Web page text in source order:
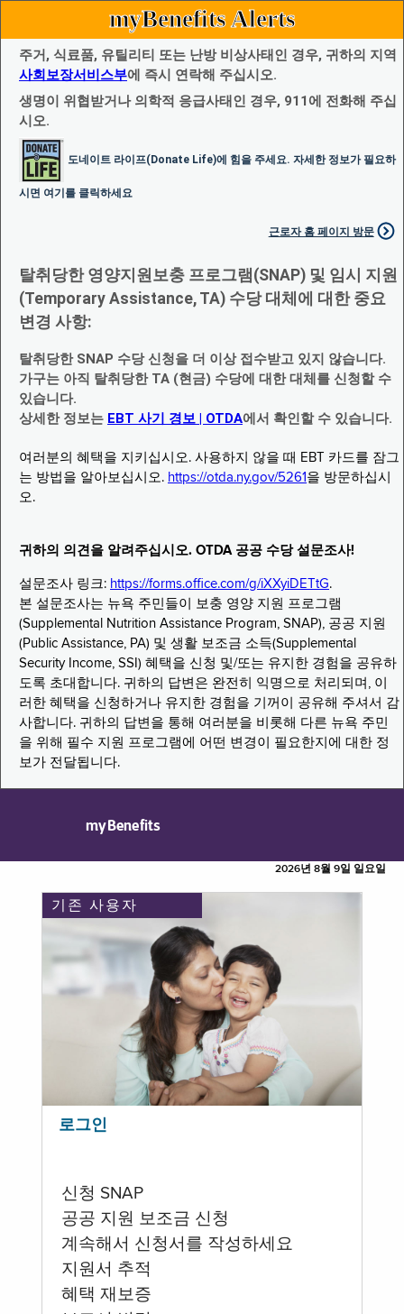
myBenefits Alerts
주거, 식료품, 유틸리티 또는 난방 비상사태인 경우, 귀하의 지역
사회보장서비스부에 즉시 연락해 주십시오.
생명이 위협받거나 의학적 응급사태인 경우, 911에 전화해 주십
시오.
도네이트 라이프(Donate Life)에 힘을 주세요. 자세한 정보가 필요하
시면 여기를 클릭하세요
근로자 홈 페이지 방문
탈취당한 영양지원보충 프로그램(SNAP) 및 임시 지원
(Temporary Assistance, TA) 수당 대체에 대한 중요
변경 사항:
탈취당한 SNAP 수당 신청을 더 이상 접수받고 있지 않습니다.
가구는 아직 탈취당한 TA (현금) 수당에 대한 대체를 신청할 수
있습니다.
상세한 정보는 EBT 사기 경보 | OTDA에서 확인할 수 있습니다.
여러분의 혜택을 지키십시오. 사용하지 않을 때 EBT 카드를 잠그
는 방법을 알아보십시오. https://otda.ny.gov/5261 을 방문하십시
오.
귀하의 의견을 알려주십시오. OTDA 공공 수당 설문조사!
설문조사 링크: https://forms.office.com/g/iXXyiDETtG.
본 설문조사는 뉴욕 주민들이 보충 영양 지원 프로그램
(Supplemental Nutrition Assistance Program, SNAP), 공공 지원
(Public Assistance, PA) 및 생활 보조금 소득(Supplemental
Security Income, SSI) 혜택을 신청 및/또는 유지한 경험을 공유하
도록 초대합니다. 귀하의 답변은 완전히 익명으로 처리되며, 이
러한 혜택을 신청하거나 유지한 경험을 기꺼이 공유해 주셔서 감
사합니다. 귀하의 답변을 통해 여러분을 비롯해 다른 뉴욕 주민
을 위해 필수 지원 프로그램에 어떤 변경이 필요한지에 대한 정
보가 전달됩니다.
myBenefits
2026년 8월 9일 일요일
기존 사용자
로그인
신청 SNAP
공공 지원 보조금 신청
계속해서 신청서를 작성하세요
지원서 추적
혜택 재보증